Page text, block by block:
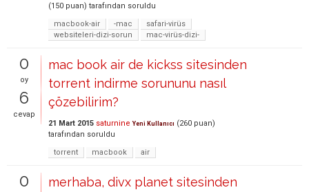
(150 puan) tarafından soruldu
macbook-air
-mac
safari-virüs
websiteleri-dizi-sorun
mac-virüs-dizi-
0
oy
6
cevap
mac book air de kickss sitesinden
torrent indirme sorununu nasıl
çözebilirim?
21 Mart 2015 saturnine Yeni Kullanıcı (260 puan)
tarafından soruldu
torrent
macbook air
0
merhaba, divx planet sitesinden